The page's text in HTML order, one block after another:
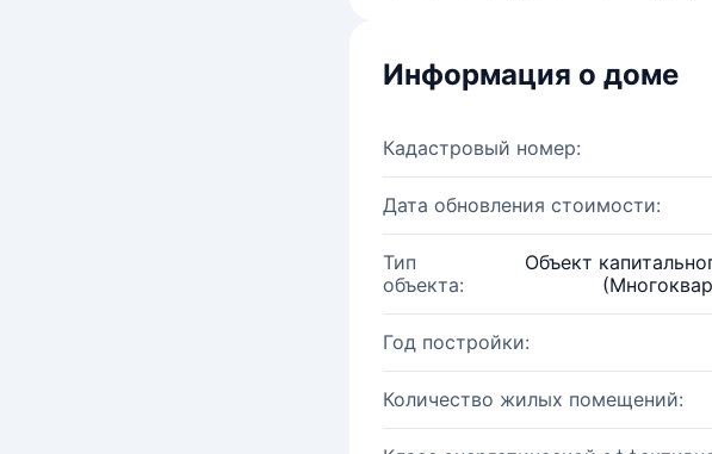
Информация о доме
Кадастровый номер:
Дата обновления стоимости:
Тип
объекта:
Объект
Год постройки:
Количество жилых помещений: